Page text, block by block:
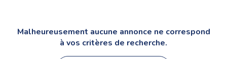
Malheureusement aucune annonce ne correspond
à vos critères de recherche.